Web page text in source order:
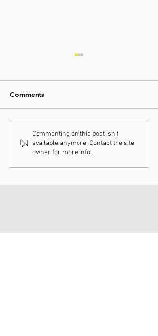
31-01-2026 / WK Hulst
Comments
Commenting on this post isn't
available anymore. Contact the site
owner for more info.